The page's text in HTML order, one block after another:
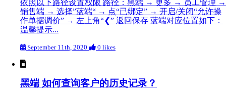
依照以下路径设置权限 路径：黑端 → 更多 → 员工管理 →
销售端 → 选择”蓝端“ → 点“已绑定” → 开启/关闭“允许操
作单据调价” → 左上角“❮” 返回保存 蓝端对应位置如下：
温馨提示...
September 11th, 2020 0 likes
黑端 如何查询客户的历史记录？